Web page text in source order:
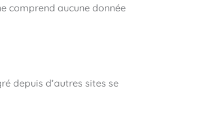
comprend aucune donnée
depuis d’autres sites se